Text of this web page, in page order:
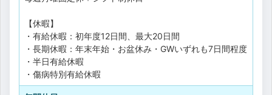
【休暇】
・有給休暇：初年度12日間、最大20日間
・長期休暇：年末年始・お盆休み・GWいずれも7日間程度
・半日有給休暇
・傷病特別有給休暇